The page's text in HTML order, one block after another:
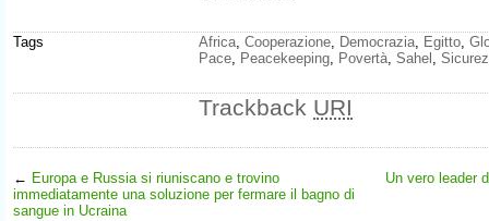
Tags Africa Cooperazione Democrazia Egitto
Pace
Peacekeeping Povertà Sahel
Trackback URI
← Europa e Russia si riuniscano e trovino
immediatamente una soluzione per fermare il bagno di
sangue in Ucraina
Un vero leader